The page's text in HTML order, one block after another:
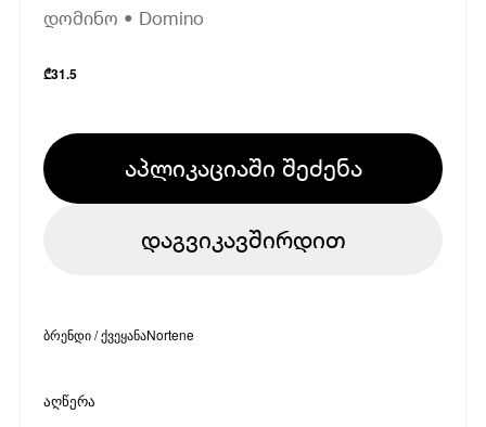
დომინო • Domino
₾31.5
აპლიკაციაში შეძენა
დაგვიკავშირდით
ბრენდი / ქვეყანაNortene
აღწერა